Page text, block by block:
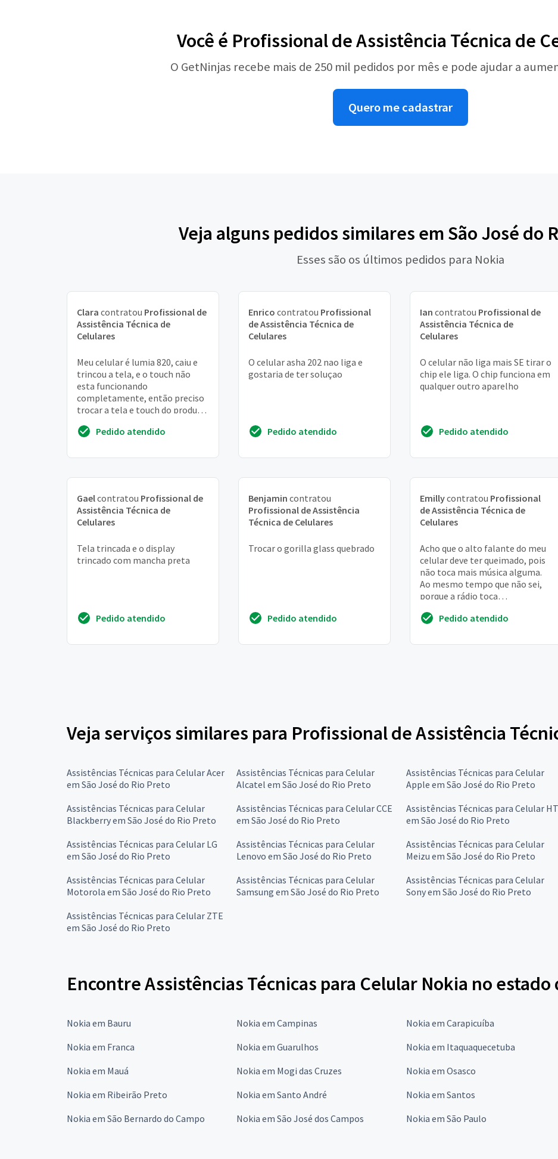
Você é Profissional de Assistência Técnica de
O GetNinjas recebe mais de 250 mil pedidos por mês e pode ajudar a
Quero me cadastrar
Veja alguns pedidos similares em São José do
Esses são os últimos pedidos para Nokia
Clara contratou Profissional de
Assistência Técnica de
Celulares
Meu celular é lumia 820, caiu e
trincou a tela, e o touch não
esta funcionando
completamente, então preciso
trocar a tela e touch do produto.
para fazer a t...
Pedido atendido
Enrico contratou Profissional
de Assistência Técnica de
Celulares
O celular asha 202 nao liga e
gostaria de ter soluçao
Pedido atendido
Ian contratou Profissional de
Assistência Técnica de
Celulares
O celular não liga mais SE tirar o
chip ele liga. O chip funciona em
qualquer outro aparelho
Pedido atendido
Gaelcontratou Profissional de
Assistência Técnica de
Celulares
Tela trincada e o display
trincado com mancha preta
Pedido atendido
Benjamin contratou
Profissional de Assistência
Técnica de Celulares
Trocar o gorilla glass quebrado
Pedido atendido
Emillycontratou Profissional
de Assistência Técnica de
Celulares
Acho que o alto falante do meu
celular deve ter queimado, pois
não toca mais música alguma.
Ao mesmo tempo que não sei,
porque a rádio toca
músicas que estão no cel...
Pedido atendido
Veja serviços similares para Profissional de Assistência
Assistências Técnicas para Celular Acer
em São José do Rio Preto
Assistências Técnicas para Celular
Alcatel em São José do Rio Preto
Assistências Técnicas para Celular
Apple em São José do Rio Preto
Assistências Técnicas para Celular
Blackberry em São José do Rio Preto
Assistências Técnicas para Celular CCE
em São José do Rio Preto
Assistências Técnicas para Celular
em São José do Rio Preto
Assistências Técnicas para Celular LG
em São José do Rio Preto
Assistências Técnicas para Celular
Lenovo em São José do Rio Preto
Assistências Técnicas para Celular
Meizu em São José do Rio Preto
Assistências Técnicas para Celular
Motorola em São José do Rio Preto
Assistências Técnicas para Celular
Samsung em São José do Rio Preto
Assistências Técnicas para Celular
Sony em São José do Rio Preto
Assistências Técnicas para Celular ZTE
em São José do Rio Preto
Encontre Assistências Técnicas para Celular Nokia no estado
Nokia em Bauru Nokia em Campinas Nokia em Carapicuíba
Nokia em Franca
Nokia em Guarulhos Nokia em Itaquaquecetuba
Nokia em Mauá
Nokia em Mogi das Cruzes Nokia em Osasco
Nokia em Ribeirão Preto
Nokia em Santo André Nokia em Santos
Nokia em São Bernardo do Campo
Nokia em São José dos Campos Nokia em São Paulo